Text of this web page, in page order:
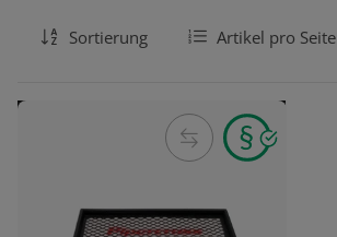
Sortierung Artikel pro Seite